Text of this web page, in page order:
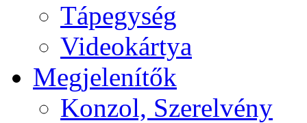
Tápegység
Videokártya
Megjelenítők
Konzol, Szerelvény